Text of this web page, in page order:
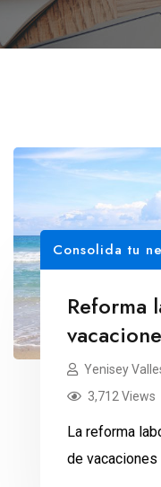
Consolida tu
Reforma
consiste?
Yenisey
3,712 Views
La reforma
de vacaciones